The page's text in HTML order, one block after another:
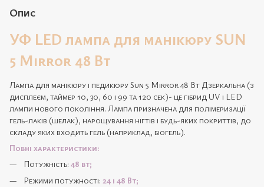
Опис
УФ LED лампа для манікюру SUN
5 Mirror 48 Вт
Лампа для манікюру і педикюру Sun 5 Mirror 48 Вт Дзеркальна (з
дисплеєм, таймер 10, 30, 60 і 99 та 120 сек)- це гібрид UV і LED
лампи нового покоління. Лампа призначена для полімеризації
гель-лаків (шелак), нарощування нігтів і будь-яких покриттів, до
складу яких входить гель (наприклад, біогель).
Повні характеристики:
Потужність: 48 вт;
Режими потужності: 24 і 48 Вт;